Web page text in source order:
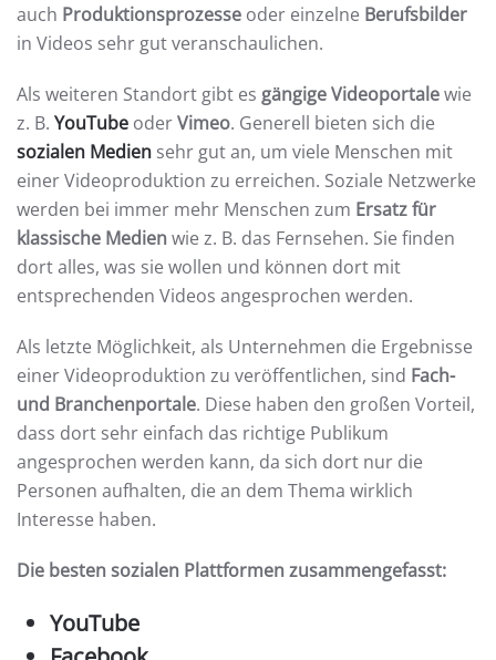
auch Produktionsprozesse oder einzelne Berufsbilder
in Videos sehr gut veranschaulichen.
Als weiteren Standort gibt es gängige Videoportalewie
z. B. YouTube oderVimeo. Generell bieten sich die
sozialen Medien sehr gut an, um viele Menschen mit
einer Videoproduktion zu erreichen. Soziale Netzwerke
werden bei immer mehr Menschen zum Ersatz für
klassische Medienwie z. B. das Fernsehen. Sie finden
dort alles, was sie wollen und können dort mit
entsprechenden Videos angesprochen werden.
Als letzte Möglichkeit, als Unternehmen die Ergebnisse
einer Videoproduktion zu veröffentlichen, sind Fach-
und Branchenportale. Diese haben den großen Vorteil,
dass dort sehr einfach das richtige Publikum
angesprochen werden kann, da sich dort nur die
Personen aufhalten, die an dem Thema wirklich
Interesse haben.
Die besten sozialen Plattformen zusammengefasst:
YouTube